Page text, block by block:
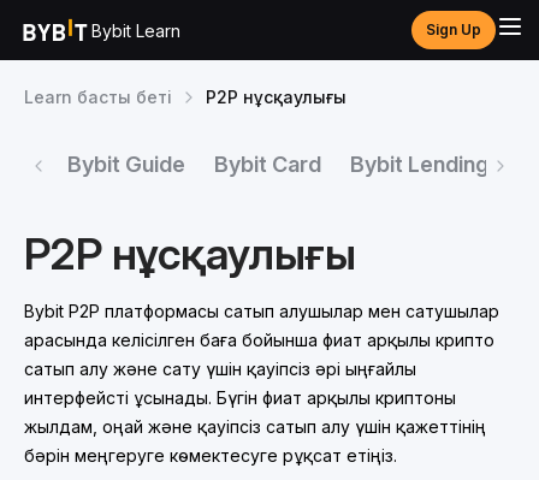
Bybit Learn Sign Up
Learn басты беті P2P нұсқаулығы
Bybit Guide Bybit Card Bybit Lending
P2P нұсқаулығы
Bybit P2P платформасы сатып алушылар мен сатушылар
арасында келісілген баға бойынша фиат арқылы крипто
сатып алу және сату үшін қауіпсіз әрі ыңғайлы
интерфейсті ұсынады. Бүгін фиат арқылы криптоны
жылдам, оңай және қауіпсіз сатып алу үшін қажеттінің
бәрін меңгеруге көмектесуге рұқсат етіңіз.